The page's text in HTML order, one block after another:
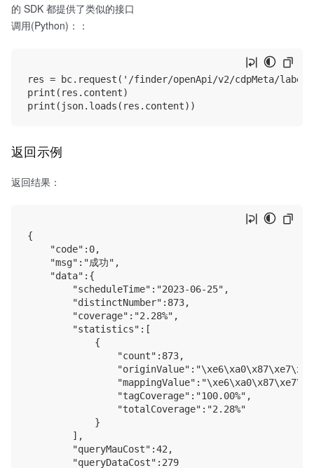
的 SDK 都提供了类似的接口
调用(Python)：：
res = bc.request('/finder/openApi/v2/cdpMeta/
print(res.content)
返回示例
返回结果：
{
    "code":0,
    "msg":"成功",
    "data":{
        "scheduleTime":"2023-06-25",
        "distinctNumber":873,
        "coverage":"2.28%",
        "statistics":[
            {
                "count":873,
                "tagCoverage":"100.00%",
                "totalCoverage":"2.28%"
            }
        ],
        "queryMauCost":42,
        "queryDataCost":279